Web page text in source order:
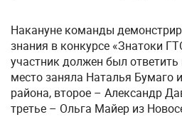
Накануне команды
знания в конкурсе «Знатоки
участник должен был
место заняла Наталья Бумаго
района, второе – Александр
третье – Ольга Майер из